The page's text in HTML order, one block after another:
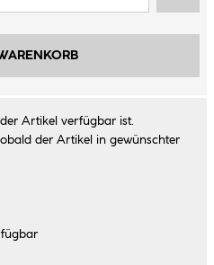
Artikel verfügbar ist.
der Artikel in gewünschter